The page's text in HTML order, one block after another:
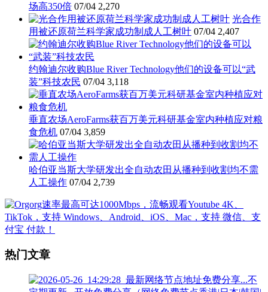
场高350倍 07/04 2,270
光合作
用被还原荷兰科学家成功制成人工树叶 07/04 2,407
约翰迪尔收购Blue River Technology他们的设备可以“武
装”科技农民 07/04 3,118
垂直农场AeroFarms获百万美元科研基金室内种植应对粮
食危机 07/04 3,859
哈伯亚当斯大学研发出全自动农田从播种到收割均不需
人工操作 07/04 2,739
热门文章